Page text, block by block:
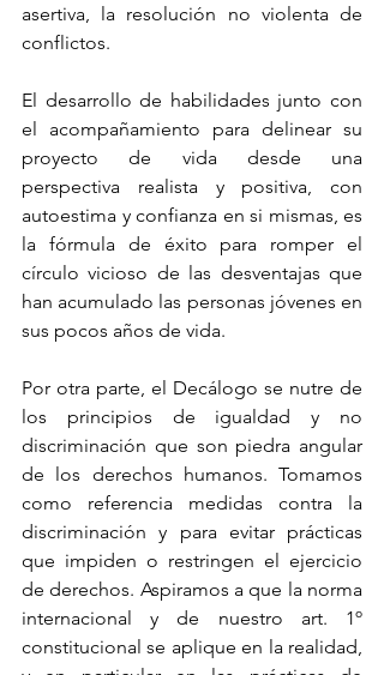
asertiva, la resolución no violenta de
conflictos.
El desarrollo de habilidades junto con
el acompañamiento para delinear su
proyecto de vida desde una
perspectiva realista y positiva, con
autoestima y confianza en si mismas, es
la fórmula de éxito para romper el
círculo vicioso de las desventajas que
han acumulado las personas jóvenes en
sus pocos años de vida.
Por otra parte, el Decálogo se nutre de
los principios de igualdad y no
discriminación que son piedra angular
de los derechos humanos. Tomamos
como referencia medidas contra la
discriminación y para evitar prácticas
que impiden o restringen el ejercicio
de derechos. Aspiramos a que la norma
internacional y de nuestro art. 1º
constitucional se aplique en la realidad,